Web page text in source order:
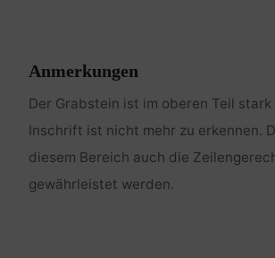
Anmerkungen
Der Grabstein ist im oberen Teil
Inschrift ist nicht mehr zu erkennen.
diesem Bereich auch die
gewährleistet werden.